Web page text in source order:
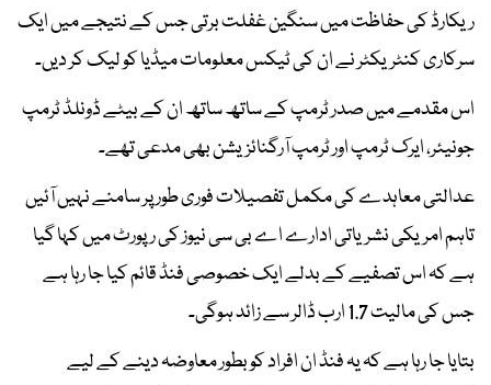
ریکارڈ کی حفاظت میں سنگین غفلت برتی جس کے نتیجے میں ایک
سرکاری کنٹریکٹر نے ان کی ٹیکس معلومات میڈیا کو لیک کر دیں۔
اس مقدمے میں صدر ٹرمپ کے ساتھ ساتھ ان کے بیٹے ڈونلڈ ٹرمپ
جونیئر، ایرک ٹرمپ اور ٹرمپ آرگنائزیشن بھی مدعی تھے۔
عدالتی معاہدے کی مکمل تفصیلات فوری طور پر سامنے نہیں آئیں
تاہم امریکی نشریاتی ادارے اے بی سی نیوز کی رپورٹ میں کہا گیا
ہے کہ اس تصفیے کے بدلے ایک خصوصی فنڈ قائم کیا جا رہا ہے
جس کی مالیت 1.7 ارب ڈالر سے زائد ہوگی۔
بتایا جا رہا ہے کہ یہ فنڈ ان افراد کو بطور معاوضہ دینے کے لیے